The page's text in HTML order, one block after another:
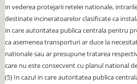
in vederea protejarii retelei nationale,
destinate incineratoarelor clasificate ca
in care autoritatea publica centrala pentru
ca asemenea transporturi ar duce la
nationale sau ar presupune tratarea
care nu este consecvent cu planul national
(5) In cazul in care autoritatea publica